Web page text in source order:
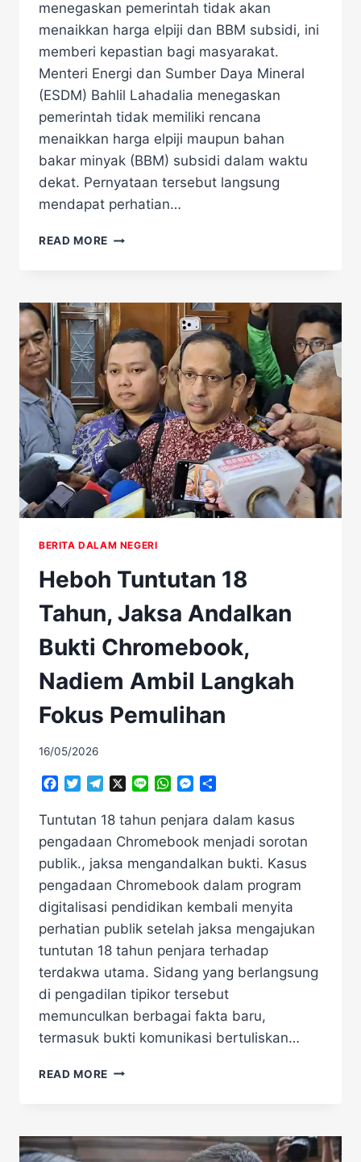
menegaskan pemerintah tidak akan
menaikkan harga elpiji dan BBM subsidi, ini
memberi kepastian bagi masyarakat.
Menteri Energi dan Sumber Daya Mineral
(ESDM) Bahlil Lahadalia menegaskan
pemerintah tidak memiliki rencana
menaikkan harga elpiji maupun bahan
bakar minyak (BBM) subsidi dalam waktu
dekat. Pernyataan tersebut langsung
mendapat perhatian…
READ MORE BAHLIL
TAK
AKAN
NAIKKAN
HARGA
ELPIJI
DAN
BBM
SUBSIDI
BERITA DALAM NEGERI
Heboh Tuntutan 18
Tahun, Jaksa Andalkan
Bukti Chromebook,
Nadiem Ambil Langkah
Fokus Pemulihan
16/05/2026
Facebook
TwitterTelegramLine WhatsAppMessenger
Tuntutan 18 tahun penjara dalam kasus
pengadaan Chromebook menjadi sorotan
publik., jaksa mengandalkan bukti. Kasus
pengadaan Chromebook dalam program
digitalisasi pendidikan kembali menyita
perhatian publik setelah jaksa mengajukan
tuntutan 18 tahun penjara terhadap
terdakwa utama. Sidang yang berlangsung
di pengadilan tipikor tersebut
memunculkan berbagai fakta baru,
termasuk bukti komunikasi bertuliskan…
READ MORE HEBOH
JAKSA
ANDALKAN